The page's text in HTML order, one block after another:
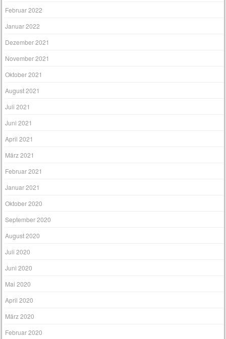
Februar 2022
Januar 2022
Dezember 2021
November 2021
Oktober 2021
August 2021
Juli 2021
Juni 2021
April 2021
März 2021
Februar 2021
Januar 2021
Oktober 2020
September 2020
August 2020
Juli 2020
Juni 2020
Mai 2020
April 2020
März 2020
Februar 2020